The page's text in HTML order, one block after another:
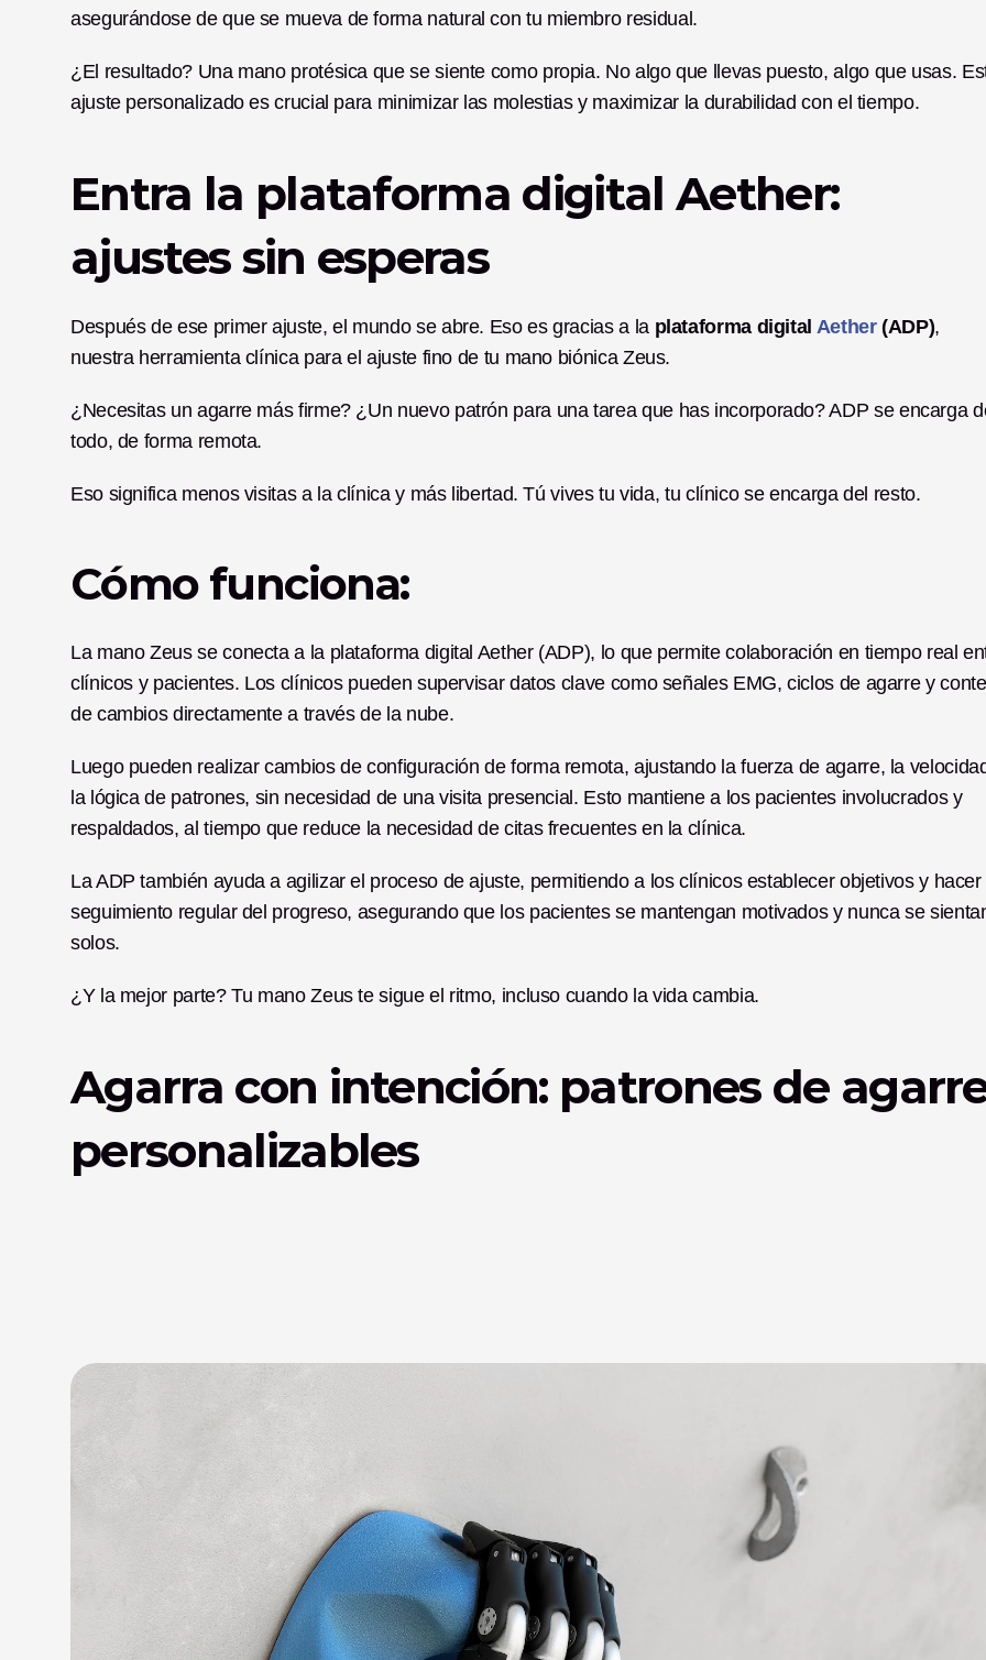
asegurándose de que se mueva de forma natural con tu miembro residual.
¿El resultado? Una mano protésica que se siente como propia. No algo que llevas puesto, algo que usas.
ajuste personalizado es crucial para minimizar las molestias y maximizar la durabilidad con el tiempo.
Entra la plataforma digital Aether:
ajustes sin esperas
Después de ese primer ajuste, el mundo se abre. Eso es gracias a la plataforma digital Aether (ADP),
nuestra herramienta clínica para el ajuste fino de tu mano biónica Zeus.
¿Necesitas un agarre más firme? ¿Un nuevo patrón para una tarea que has incorporado? ADP se encarga
todo, de forma remota.
Eso significa menos visitas a la clínica y más libertad. Tú vives tu vida, tu clínico se encarga del resto.
Cómo funciona:
La mano Zeus se conecta a la plataforma digital Aether (ADP), lo que permite colaboración en tiempo real
clínicos y pacientes. Los clínicos pueden supervisar datos clave como señales EMG, ciclos de agarre y
de cambios directamente a través de la nube.
Luego pueden realizar cambios de configuración de forma remota, ajustando la fuerza de agarre, la
la lógica de patrones, sin necesidad de una visita presencial. Esto mantiene a los pacientes involucrados y
respaldados, al tiempo que reduce la necesidad de citas frecuentes en la clínica.
La ADP también ayuda a agilizar el proceso de ajuste, permitiendo a los clínicos establecer objetivos y hacer
seguimiento regular del progreso, asegurando que los pacientes se mantengan motivados y nunca se
solos.
¿Y la mejor parte? Tu mano Zeus te sigue el ritmo, incluso cuando la vida cambia.
Agarra con intención: patrones de
personalizables